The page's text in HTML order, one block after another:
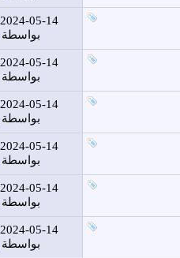
2024-05-14
بواسطة
2024-05-14
بواسطة
2024-05-14
بواسطة
2024-05-14
بواسطة
2024-05-14
بواسطة
2024-05-14
بواسطة